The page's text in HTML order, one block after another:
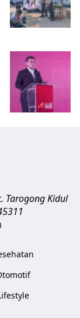
Tarogong Kidul